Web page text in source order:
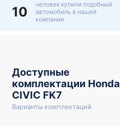
10
человек купили подобный
автомобиль в нашей
компании
Доступные
комплектации Honda
CIVIC FK7
Варианты комплектаций